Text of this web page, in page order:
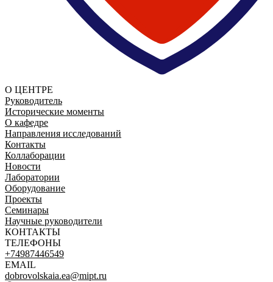
О ЦЕНТРЕ
Руководитель
Исторические моменты
О кафедре
Направления исследований
Контакты
Коллаборации
Новости
Лаборатории
Оборудование
Проекты
Семинары
Научные руководители
КОНТАКТЫ
ТЕЛЕФОНЫ
+74987446549
EMAIL
dobrovolskaia.ea@mipt.ru